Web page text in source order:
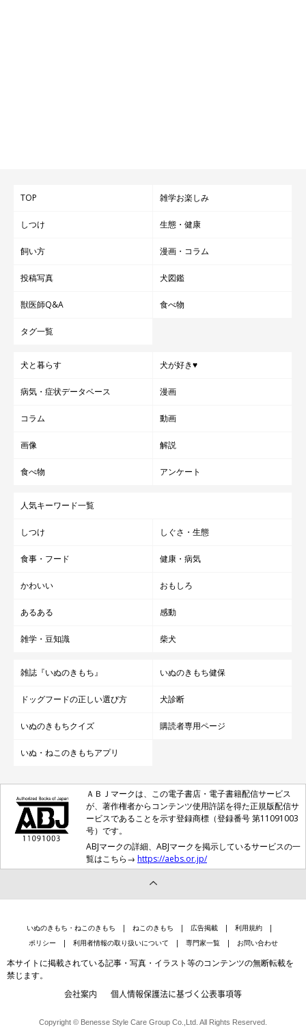
TOP 雑学お楽しみ
しつけ 生態・健康
飼い方 漫画・コラム
投稿写真 犬図鑑
獣医師Q&A 食べ物
タグ一覧
犬と暮らす 犬が好き♥
病気・症状データベース 漫画
コラム 動画
画像 解説
食べ物 アンケート
人気キーワード一覧
しつけ しぐさ・生態
食事・フード 健康・病気
かわいい おもしろ
あるある 感動
雑学・豆知識 柴犬
雑誌『いぬのきもち』 いぬのきもち健保
ドッグフードの正しい選び方 犬診断
いぬのきもちクイズ 購読者専用ページ
いぬ・ねこのきもちアプリ
ＡＢＪマークは、この電子書店・電子書籍配信サービス
が、著作権者からコンテンツ使用許諾を得た正規版配信サ
ービスであることを示す登録商標（登録番号 第11091003
号）です。
ABJマークの詳細、ABJマークを掲示しているサービスの一
覧はこちら→ https://aebs.or.jp/
いぬのきもち・ねこのきもち ねこのきもち 広告掲載
利用規約
ポリシー
利用者情報の取り扱いについて 専門家一覧 お問い合わせ
本サイトに掲載されている記事・写真・イラスト等のコンテンツの無断転載を
禁じます。
会社案内 個人情報保護法に基づく公表事項等
Copyright © Benesse Style Care Group Co.,Ltd. All Rights Reserved.